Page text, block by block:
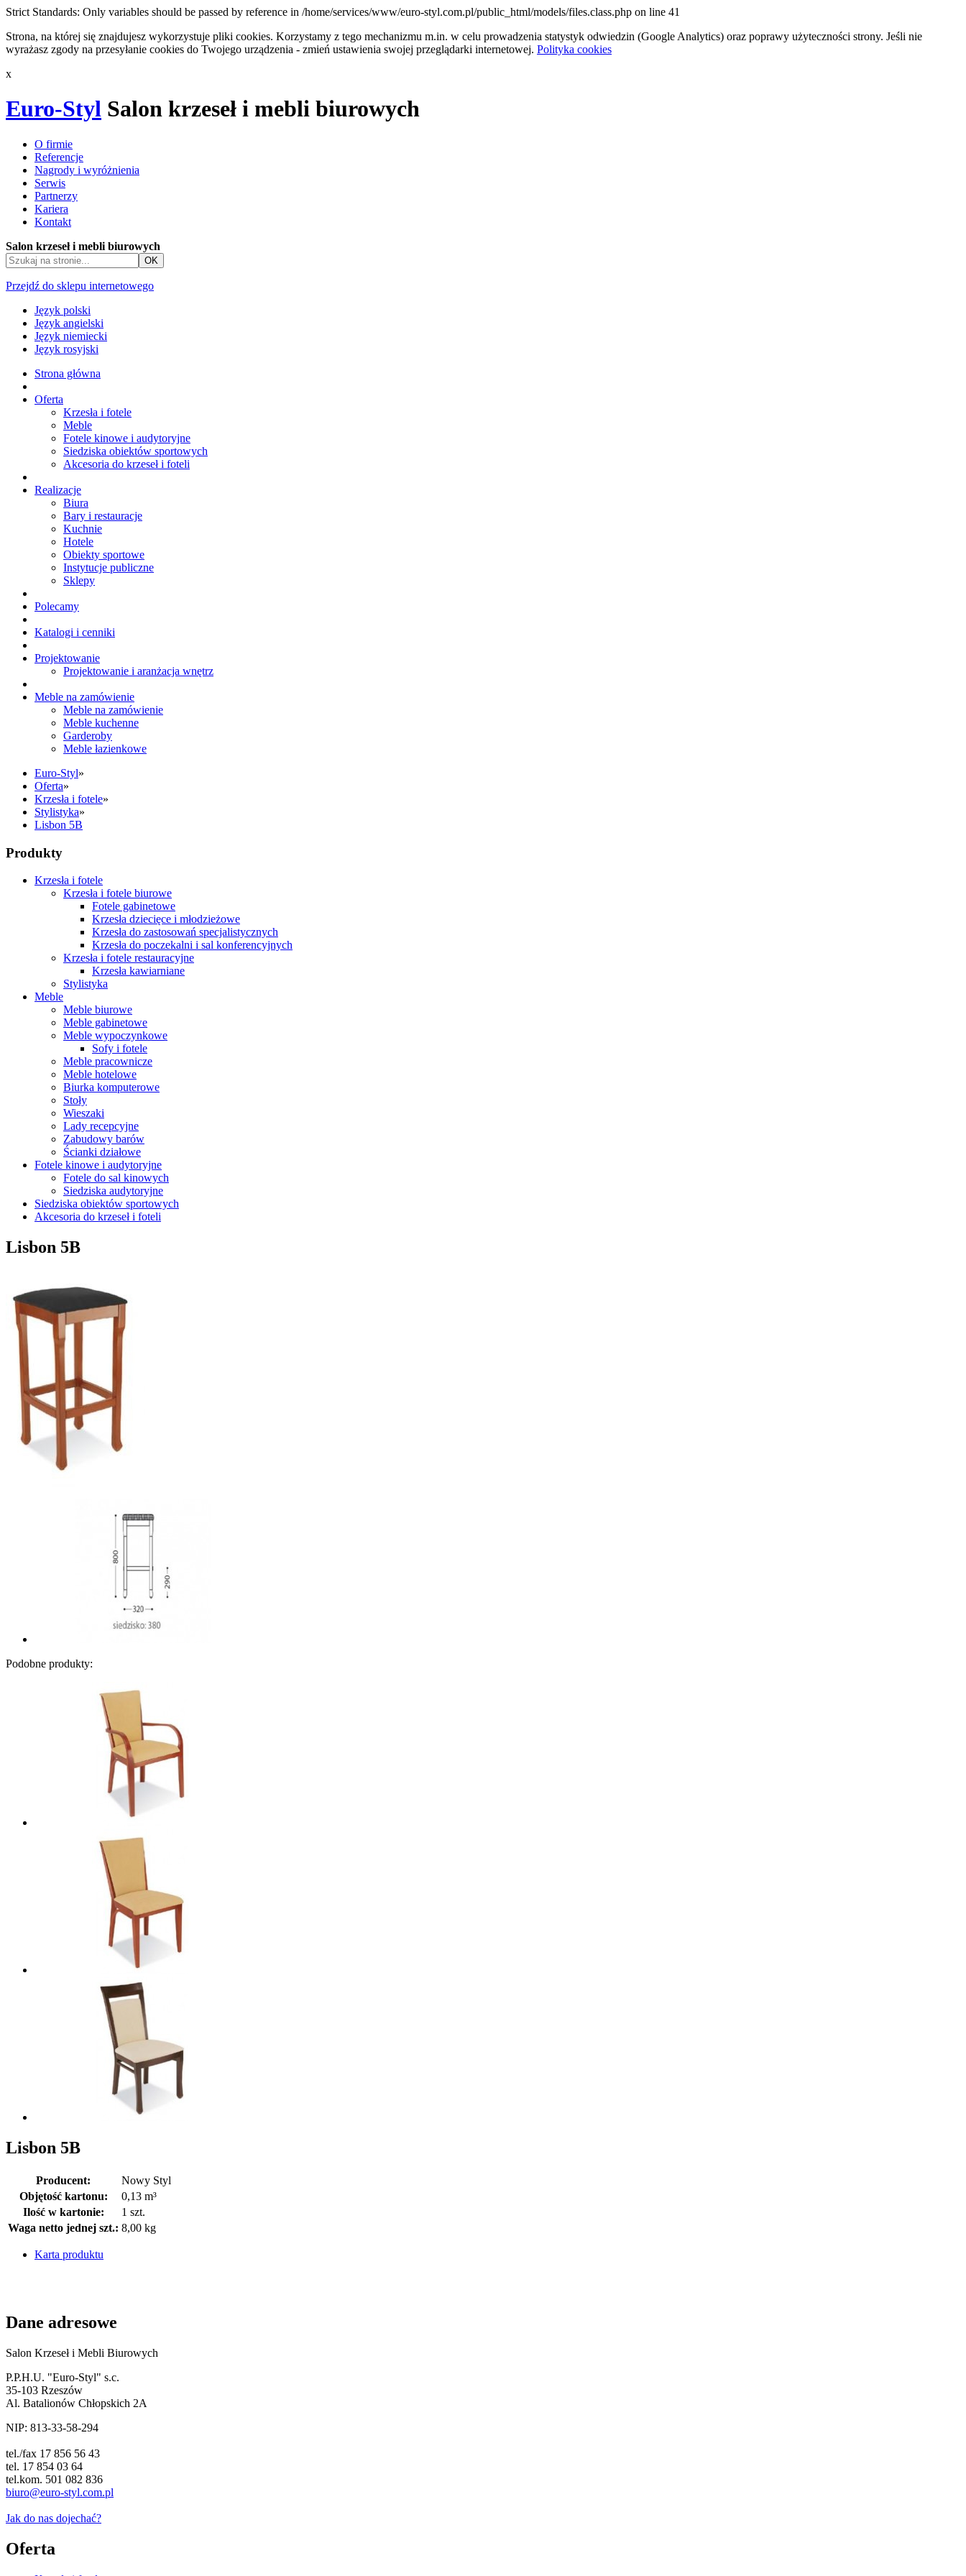
Strict Standards: Only variables should be passed by reference in /home/services/www/euro-styl.com.pl/public_html/models/files.class.php on line 41
Strona, na której się znajdujesz wykorzystuje pliki cookies. Korzystamy z tego mechanizmu m.in. w celu prowadzenia statystyk odwiedzin (Google Analytics) oraz poprawy użyteczności strony. Jeśli nie
wyrażasz zgody na przesyłanie cookies do Twojego urządzenia - zmień ustawienia swojej przeglądarki internetowej. Polityka cookies
x
Euro-Styl Salon krzeseł i mebli biurowych
O firmie
Referencje
Nagrody i wyróżnienia
Serwis
Partnerzy
Kariera
Kontakt
Salon krzeseł i mebli biurowych
Przejdź do sklepu internetowego
Język polski
Język angielski
Język niemiecki
Język rosyjski
Strona główna
Oferta
Krzesła i fotele
Meble
Fotele kinowe i audytoryjne
Siedziska obiektów sportowych
Akcesoria do krzeseł i foteli
Realizacje
Biura
Bary i restauracje
Kuchnie
Hotele
Obiekty sportowe
Instytucje publiczne
Sklepy
Polecamy
Katalogi i cenniki
Projektowanie
Projektowanie i aranżacja wnętrz
Meble na zamówienie
Meble na zamówienie
Meble kuchenne
Garderoby
Meble łazienkowe
Euro-Styl»
Oferta»
Krzesła i fotele»
Stylistyka»
Lisbon 5B
Produkty
Krzesła i fotele
Krzesła i fotele biurowe
Fotele gabinetowe
Krzesła dziecięce i młodzieżowe
Krzesła do zastosowań specjalistycznych
Krzesła do poczekalni i sal konferencyjnych
Krzesła i fotele restauracyjne
Krzesła kawiarniane
Stylistyka
Meble
Meble biurowe
Meble gabinetowe
Meble wypoczynkowe
Sofy i fotele
Meble pracownicze
Meble hotelowe
Biurka komputerowe
Stoły
Wieszaki
Lady recepcyjne
Zabudowy barów
Ścianki działowe
Fotele kinowe i audytoryjne
Fotele do sal kinowych
Siedziska audytoryjne
Siedziska obiektów sportowych
Akcesoria do krzeseł i foteli
Lisbon 5B
Podobne produkty:
Lisbon 5B
Producent:
Nowy Styl
Objętość kartonu:
0,13 m³
Ilość w kartonie:
1 szt.
Waga netto jednej szt.: 8,00 kg
Karta produktu
Dane adresowe
Salon Krzeseł i Mebli Biurowych
P.P.H.U. "Euro-Styl" s.c.
35-103 Rzeszów
Al. Batalionów Chłopskich 2A
NIP: 813-33-58-294
tel./fax 17 856 56 43
tel. 17 854 03 64
tel.kom. 501 082 836
biuro@euro-styl.com.pl
Jak do nas dojechać?
Oferta